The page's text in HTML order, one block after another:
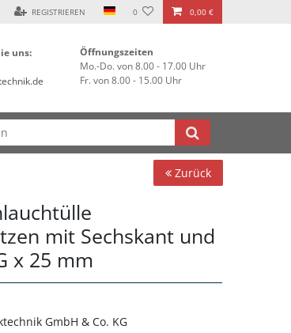
REGISTRIEREN 0 0,00 €
uns:
Öffnungszeiten
Mo.-Do. von 8.00 - 17.00 Uhr
Fr. von 8.00 - 15.00 Uhr
Zurück
mit Sechskant und
x 25 mm
GmbH & Co. KG